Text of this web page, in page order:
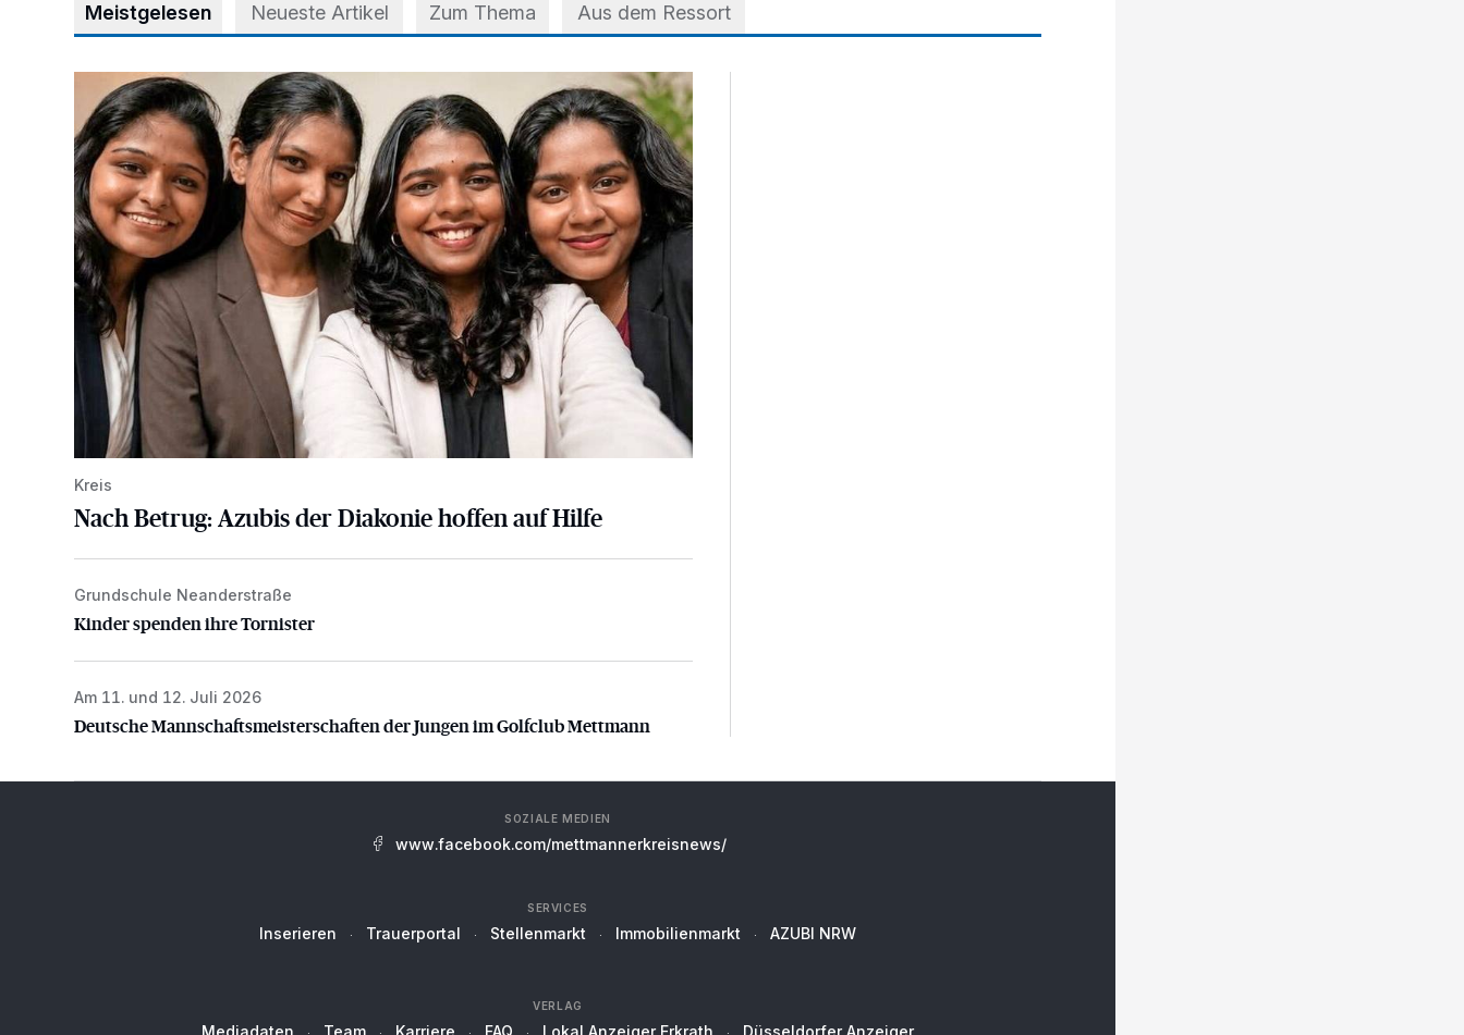
Meistgelesen Neueste Artikel Zum Thema Aus dem Ressort
Nach Betrug: Azubis der Diakonie hoffen auf Hilfe
Kreis
Nach Betrug: Azubis der Diakonie hoffen auf Hilfe
Kinder spenden ihre Tornister
Grundschule Neanderstraße
Kinder spenden ihre Tornister
Deutsche Mannschaftsmeisterschaften der Jungen im Golfclub Mettmann
Am 11. und 12. Juli 2026
Deutsche Mannschaftsmeisterschaften der Jungen im Golfclub Mettmann
SOZIALE MEDIEN
www.facebook.com/mettmannerkreisnews/
SERVICES
Inserieren Trauerportal Stellenmarkt Immobilienmarkt AZUBI NRW
VERLAG
Mediadaten Team Karriere FAQ Lokal Anzeiger Erkrath Düsseldorfer Anzeiger